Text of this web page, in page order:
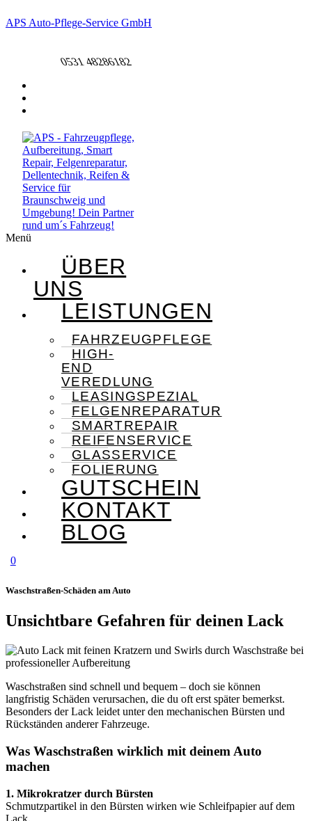
APS Auto-Pflege-Service GmbH
0531 48286182​
Menü
ÜBER
UNS
LEISTUNGEN
FAHRZEUGPFLEGE
HIGH-
END
VEREDLUNG
LEASINGSPEZIAL
FELGENREPARATUR
SMARTREPAIR
REIFENSERVICE
GLASSERVICE
FOLIERUNG
GUTSCHEIN
KONTAKT
BLOG
0
Waschstraßen-Schäden am Auto
Unsichtbare Gefahren für deinen Lack
Waschstraßen sind schnell und bequem – doch sie können
langfristig Schäden verursachen, die du oft erst später bemerkst.
Besonders der Lack leidet unter den mechanischen Bürsten und
Rückständen anderer Fahrzeuge.
Was Waschstraßen wirklich mit deinem Auto
machen
1. Mikrokratzer durch Bürsten
Schmutzpartikel in den Bürsten wirken wie Schleifpapier auf dem
Lack.